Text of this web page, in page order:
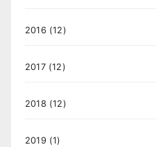
2016 (12)
2017(12)
2018 (12)
2019 (1)